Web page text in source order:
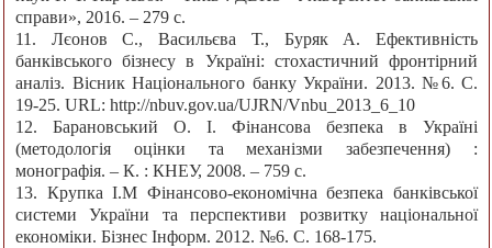
справи», 2016. – 279 с.
11. Лєонов С., Васильєва Т., Буряк А. Ефективність
банківського бізнесу в Україні: стохастичний фронтірний
аналіз. Вісник Національного банку України. 2013. №6. С.
19-25. URL: http://nbuv.gov.ua/UJRN/Vnbu_2013_6_10
12. Барановський О. І. Фінансова безпека в Україні
(методологія оцінки та механізми забезпечення) :
монографія. – К. : КНЕУ, 2008. – 759 с.
13. Крупка І.М Фінансово-економічна безпека банківської
системи України та перспективи розвитку національної
економіки. Бізнес Інформ. 2012. №6. C. 168-175.